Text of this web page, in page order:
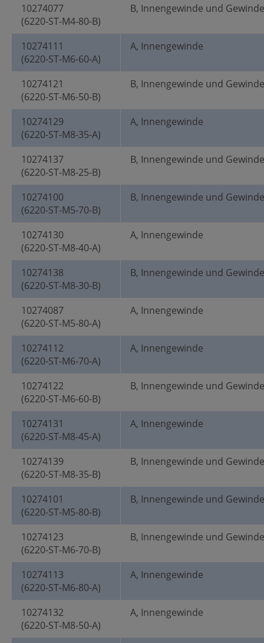
10274077
(6220-ST-M4-80-B)
B, Innengewinde und
10274111
(6220-ST-M6-60-A)
A, Innengewinde
10274121
(6220-ST-M6-50-B)
B, Innengewinde und
10274129
(6220-ST-M8-35-A)
A, Innengewinde
10274137
(6220-ST-M8-25-B)
B, Innengewinde und
10274100
(6220-ST-M5-70-B)
B, Innengewinde und
10274130
(6220-ST-M8-40-A)
A, Innengewinde
10274138
(6220-ST-M8-30-B)
B, Innengewinde und
10274087
(6220-ST-M5-80-A)
A, Innengewinde
10274112
(6220-ST-M6-70-A)
A, Innengewinde
10274122
(6220-ST-M6-60-B)
B, Innengewinde und
10274131
(6220-ST-M8-45-A)
A, Innengewinde
10274139
(6220-ST-M8-35-B)
B, Innengewinde und
10274101
(6220-ST-M5-80-B)
B, Innengewinde und
10274123
(6220-ST-M6-70-B)
B, Innengewinde und
10274113
(6220-ST-M6-80-A)
A, Innengewinde
10274132
(6220-ST-M8-50-A)
A, Innengewinde